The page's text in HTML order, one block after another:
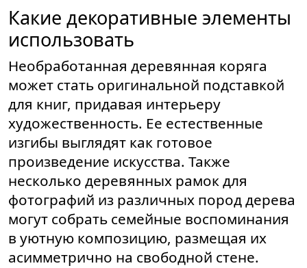
Какие декоративные элементы
использовать
Необработанная деревянная коряга
может стать оригинальной подставкой
для книг, придавая интерьеру
художественность. Ее естественные
изгибы выглядят как готовое
произведение искусства. Также
несколько деревянных рамок для
фотографий из различных пород дерева
могут собрать семейные воспоминания
в уютную композицию, размещая их
асимметрично на свободной стене.